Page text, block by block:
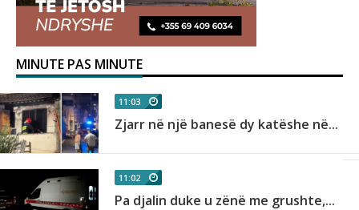
MINUTE PAS MINUTE
11:03
Zjarr në një banesë dy katëshe në...
11:02
Pa djalin duke u zënë me grushte,...